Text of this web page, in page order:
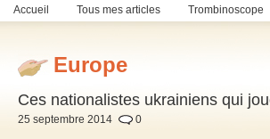
Accueil Tous mes articles Trombinoscope
Europe
Ces nationalistes ukrainiens qui
25 septembre 2014 0